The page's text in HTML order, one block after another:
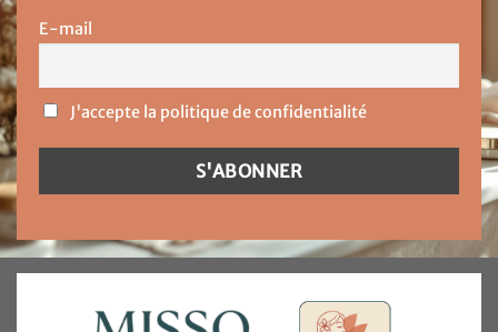
E-mail
J'accepte la politique de confidentialité